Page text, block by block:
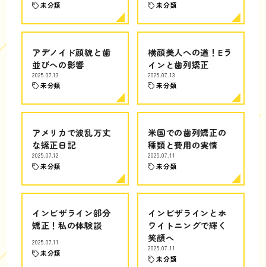
未分類 未分類
アデノイド顔貌と歯
並びへの影響
2025.07.13
未分類
横顔美人への道！Eラ
インと歯列矯正
2025.07.13
未分類
アメリカで波乱万丈
な矯正日記
2025.07.12
未分類
米国での歯列矯正の
種類と費用の実情
2025.07.11
未分類
インビザライン部分
矯正！私の体験談
2025.07.11
未分類
インビザラインとホ
ワイトニングで輝く
笑顔へ
2025.07.11
未分類